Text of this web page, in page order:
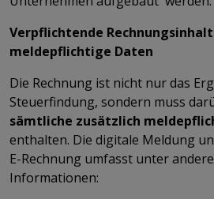
Verpflichtende
meldepflichtige Daten
Die Rechnung ist nicht nur das
Steuerfindung, sondern muss
sämtliche zusätzlich
enthalten. Die digitale Meldung
E-Rechnung umfasst unter
Informationen: